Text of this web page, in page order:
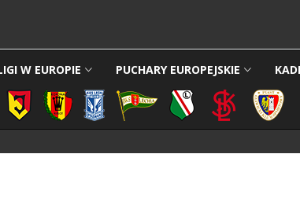
W EUROPIE PUCHARY EUROPEJSKIE